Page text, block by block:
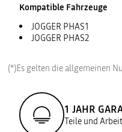
Kompatible Fahrzeuge
JOGGER PHAS1
JOGGER PHAS2
(*)Es gelten die allgemeinen
1 JAHR
Teile und